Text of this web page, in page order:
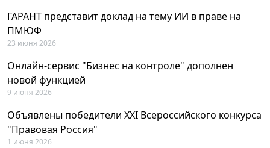
ГАРАНТ представит доклад на тему ИИ в праве на
ПМЮФ
23 июня 2026
Онлайн-сервис "Бизнес на контроле" дополнен
новой функцией
9 июня 2026
Объявлены победители XXI Всероссийского конкурса
"Правовая Россия"
1 июня 2026